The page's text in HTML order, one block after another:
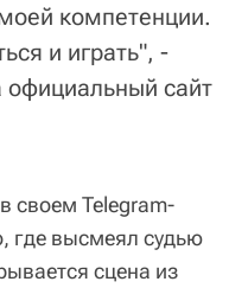
компетенции.
и играть", -
сайт
своем Telegram-
где высмеял судью
сцена из